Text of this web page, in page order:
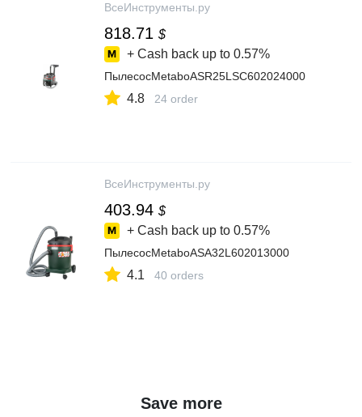
ВсеИнструменты.ру
818.71 $
+ Cash back up to 0.57%
ПылесосMetaboASR25LSC602024000
4.8 24 order
ВсеИнструменты.ру
403.94 $
+ Cash back up to 0.57%
ПылесосMetaboASA32L602013000
4.1 40 orders
Save more